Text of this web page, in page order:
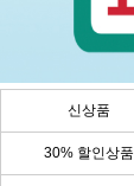
신상품
30% 할인상품